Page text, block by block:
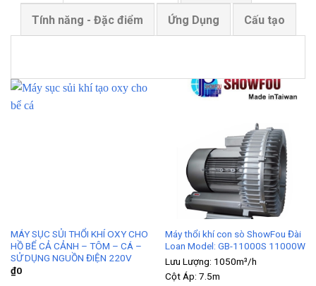
Tính năng - Đặc điểm Ứng Dụng Cấu tạo
MÁY SỤC SỦI THỔI KHÍ OXY CHO
HỒ BỂ CẢ CẢNH – TÔM – CÁ –
SỬ DỤNG NGUỒN ĐIỆN 220V
₫0
Máy thổi khí con sò ShowFou Đài
Loan Model: GB-11000S 11000W
Lưu Lượng: 1050m³/h
Cột Áp: 7.5m